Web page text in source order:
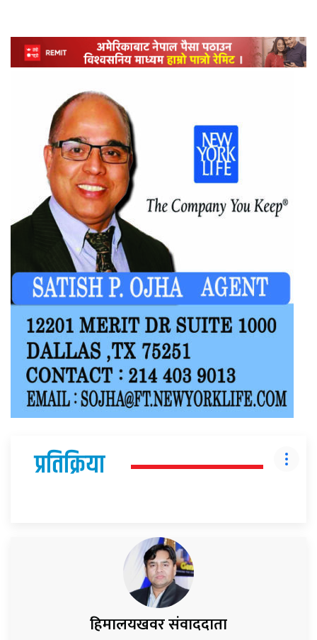
प्रतिक्रिया
हिमालयखवर संवाददाता